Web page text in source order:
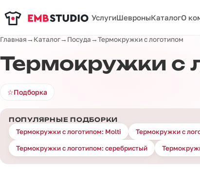
УслугиШевроныКаталогО
Главная→ Каталог→ Посуда→Термокружки с логотипом
Термокружки с
☆Подборка
ПОПУЛЯРНЫЕ ПОДБОРКИ
Термокружки с логотипом: Molti Термокружки с
Термокружки с логотипом: серебристый